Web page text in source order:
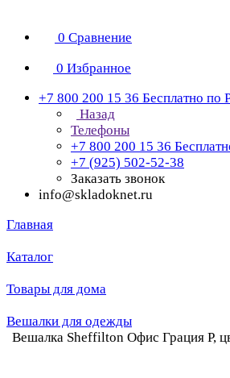
0 Сравнение
0 Избранное
+7 800 200 15 36 Бесплатно по
Назад
Телефоны
+7 800 200 15 36
+7 (925) 502-52-38
Заказать звонок
info@skladoknet.ru
Главная
Каталог
Товары для дома
Вешалки для одежды
Вешалка Sheffilton Офис Грация Р,